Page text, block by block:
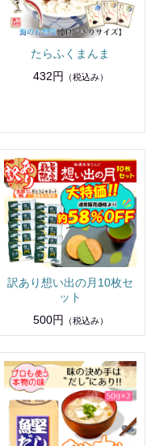
たらふくまんま
432円
（税込み）
訳あり想い出の月10枚セ
ット
500円
（税込み）